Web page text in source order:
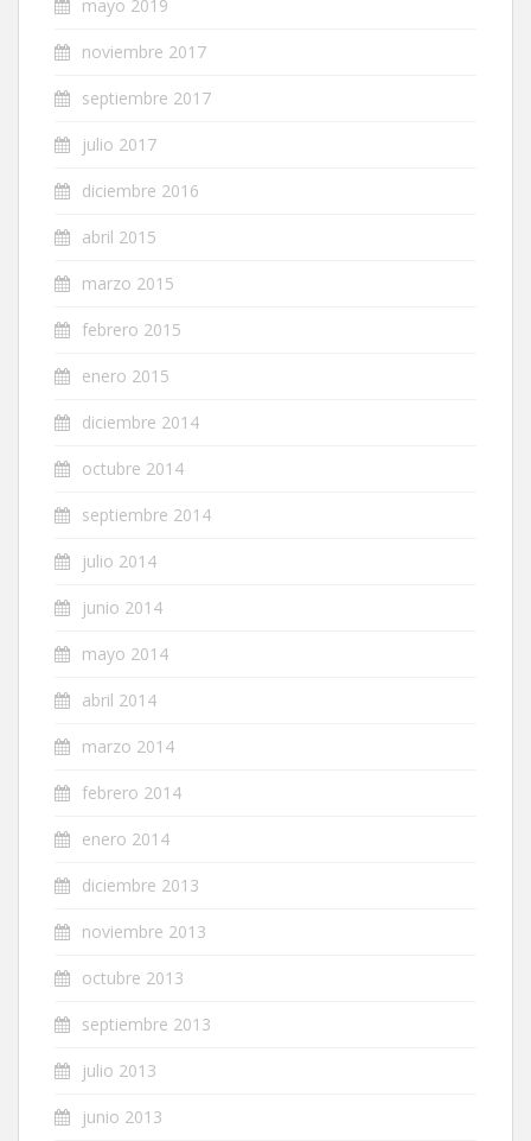
mayo 2019
noviembre 2017
septiembre 2017
julio 2017
diciembre 2016
abril 2015
marzo 2015
febrero 2015
enero 2015
diciembre 2014
octubre 2014
septiembre 2014
julio 2014
junio 2014
mayo 2014
abril 2014
marzo 2014
febrero 2014
enero 2014
diciembre 2013
noviembre 2013
octubre 2013
septiembre 2013
julio 2013
junio 2013